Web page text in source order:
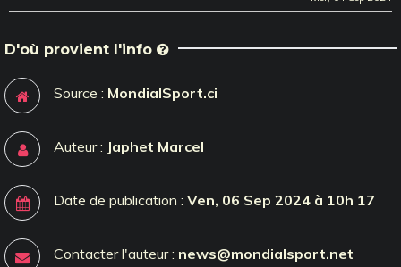
D'où provient l'info
Source : MondialSport.ci
Auteur : Japhet Marcel
Date de publication : Ven, 06 Sep 2024 à 10h 17
Contacter l'auteur : news@mondialsport.net